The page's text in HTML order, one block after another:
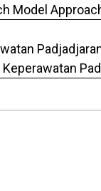
Model